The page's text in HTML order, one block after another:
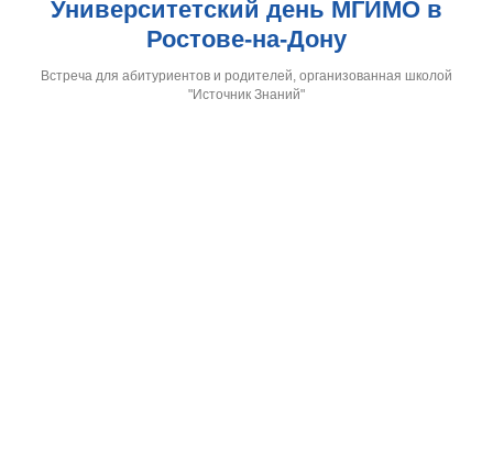
Университетский день МГИМО в
Ростове-на-Дону
Встреча для абитуриентов и родителей, организованная школой
"Источник Знаний"